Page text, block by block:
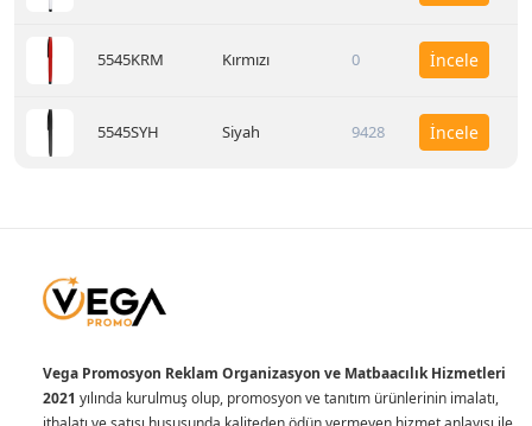
5545KRM Kırmızı 0 İncele
5545SYH Siyah 9428 İncele
Vega Promosyon Reklam Organizasyon ve Matbaacılık Hizmetleri
2021 yılında kurulmuş olup, promosyon ve tanıtım ürünlerinin imalatı,